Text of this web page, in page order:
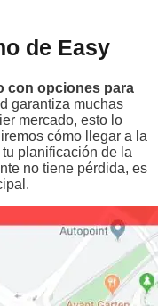
de Easy
con opciones para
garantiza muchas
mercado, esto lo
cómo llegar a la
planificación de la
no tiene pérdida, es